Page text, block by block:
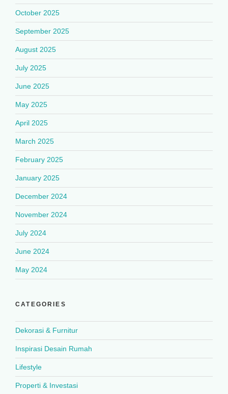
October 2025
September 2025
August 2025
July 2025
June 2025
May 2025
April 2025
March 2025
February 2025
January 2025
December 2024
November 2024
July 2024
June 2024
May 2024
CATEGORIES
Dekorasi & Furnitur
Inspirasi Desain Rumah
Lifestyle
Properti & Investasi